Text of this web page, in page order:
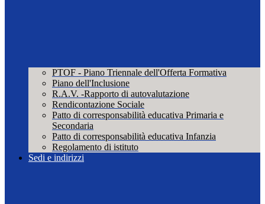
PTOF - Piano Triennale dell'Offerta Formativa
Piano dell'Inclusione
R.A.V. -Rapporto di autovalutazione
Rendicontazione Sociale
Patto di corresponsabilità educativa Primaria e
Secondaria
Patto di corresponsabilità educativa Infanzia
Regolamento di istituto
Sedi e indirizzi